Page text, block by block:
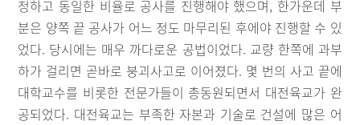
정하고 동일한 비율로 공사를 진행해야 했으며, 한가운데 부
분은 양쪽 끝 공사가 어느 정도 마무리된 후에야 진행할 수 있
었다. 당시에는 매우 까다로운 공법이었다. 교량 한쪽에 과부
하가 걸리면 곧바로 붕괴사고로 이어졌다. 몇 번의 사고 끝에
대학교수를 비롯한 전문가들이 총동원되면서 대전육교가 완
공되었다. 대전육교는 부족한 자본과 기술로 건설에 많은 어